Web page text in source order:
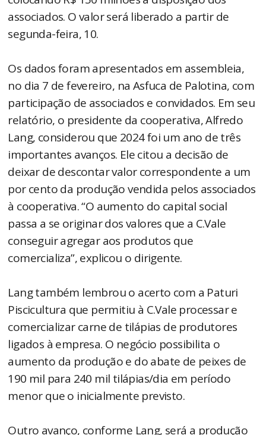
associados. O valor será liberado a partir de
segunda-feira, 10.
Os dados foram apresentados em assembleia,
no dia 7 de fevereiro, na Asfuca de Palotina, com
participação de associados e convidados. Em seu
relatório, o presidente da cooperativa, Alfredo
Lang, considerou que 2024 foi um ano de três
importantes avanços. Ele citou a decisão de
deixar de descontar valor correspondente a um
por cento da produção vendida pelos associados
à cooperativa. “O aumento do capital social
passa a se originar dos valores que a C.Vale
conseguir agregar aos produtos que
comercializa”, explicou o dirigente.
Lang também lembrou o acerto com a Paturi
Piscicultura que permitiu à C.Vale processar e
comercializar carne de tilápias de produtores
ligados à empresa. O negócio possibilita o
aumento da produção e do abate de peixes de
190 mil para 240 mil tilápias/dia em período
menor que o inicialmente previsto.
Outro avanço, conforme Lang, será a produção